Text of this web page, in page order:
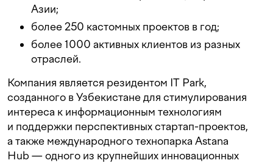
Азии;
более 250 кастомных проектов в год;
более 1000 активных клиентов из разных
отраслей.
Компания является резидентом IT Park,
созданного в Узбекистане для стимулирования
интереса к информационным технологиям
и поддержки перспективных стартап-проектов,
а также международного технопарка Astana
Hub — одного из крупнейших инновационных